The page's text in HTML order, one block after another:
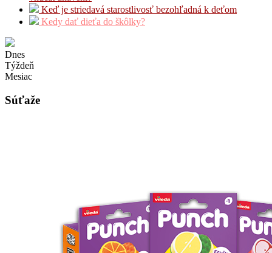
Keď je striedavá starostlivosť bezohľadná k deťom
Kedy dať dieťa do škôlky?
Dnes
Týždeň
Mesiac
Súťaže